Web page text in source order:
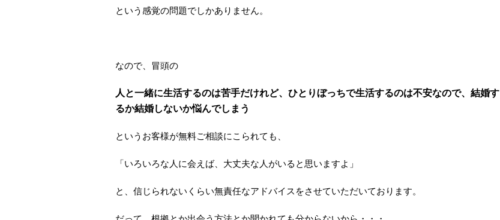
という感覚の問題でしかありません。
なので、冒頭の
人と一緒に生活するのは苦手だけれど、ひとりぼっちで生活するのは不安なので、結婚す
るか結婚しないか悩んでしまう
というお客様が無料ご相談にこられても、
「いろいろな人に会えば、大丈夫な人がいると思いますよ」
と、信じられないくらい無責任なアドバイスをさせていただいております。